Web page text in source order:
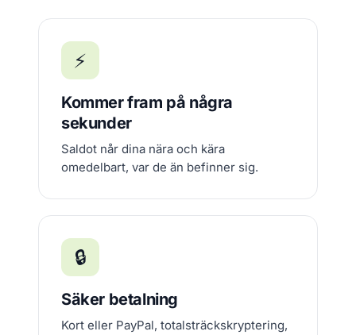
⚡
Kommer fram på några
sekunder
Saldot når dina nära och kära
omedelbart, var de än befinner sig.
🔒
Säker betalning
Kort eller PayPal, totalsträckskryptering,